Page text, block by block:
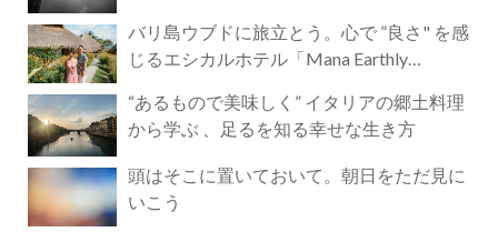
バリ島ウブドに旅立とう。心で ”良さ" を感
じるエシカルホテル「Mana Earthly
“あるもので美味しく” イタリアの郷土料理
から学ぶ 、足るを知る幸せな生き方
頭はそこに置いておいて。朝日をただ見に
いこう